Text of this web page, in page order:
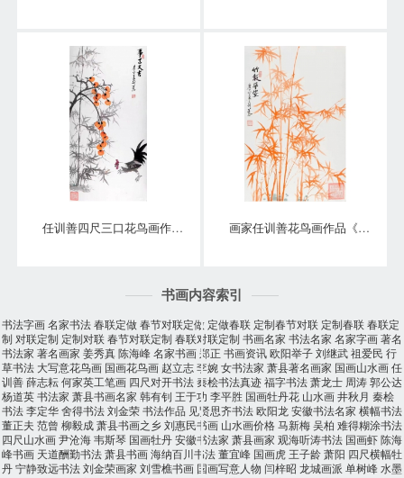
任训善四尺三口花鸟画作品《事事大吉》 画家任训善花鸟画作品《竹报平安》
书画内容索引
书法字画名家书法春联定做春节对联定做 定做春联 定制春节对联 定制春联春联定
制 对联定制 定制对联春节对联定制 春联对联定制 书画名家 书法名家 名家字画著名
书法家 著名画家 姜秀真陈海峰名家书画郑正 书画资讯欧阳举子刘继武祖爱民 行
草书法 大写意花鸟画 国画花鸟画 赵立志李婉 女书法家 萧县著名画家 国画山水画任
训善薛志耘何家英工笔画 四尺对开书法秦桧书法真迹福字书法萧龙士 周涛郭公达
杨道英书法家 萧县书画名家 韩有钊 王于功 李平胜 国画牡丹花 山水画井秋月 秦桧
书法李定华舍得书法刘金荣书法作品 见贤思齐书法欧阳龙安徽书法名家 横幅书法
董正夫 范曾 柳毅成萧县书画之乡刘惠民书画 山水画价格马新梅吴柏 难得糊涂书法
四尺山水画尹沧海韦斯琴 国画牡丹安徽书法家 萧县画家 观海听涛书法 国画虾陈海
峰书画 天道酬勤书法萧县书画海纳百川书法董宜峰 国画虎 王子龄萧阳 四尺横幅牡
丹宁静致远书法刘金荣画家 刘雪樵书画 国画写意人物 闫梓昭 龙城画派 单树峰水墨